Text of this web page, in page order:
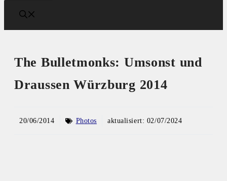
The Bulletmonks: Umsonst und
Draussen Würzburg 2014
20/06/2014 Photos aktualisiert: 02/07/2024